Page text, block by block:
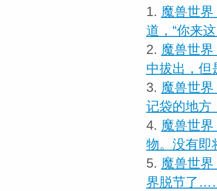
1. 魔兽世
道，“你来
2. 魔兽世
中拔出，但
3. 魔兽世
记袋的地方
4. 魔兽世
物。没有即
5. 魔兽世
界脱节了